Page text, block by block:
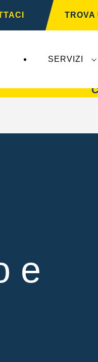
TROVA
SERVIZI
e